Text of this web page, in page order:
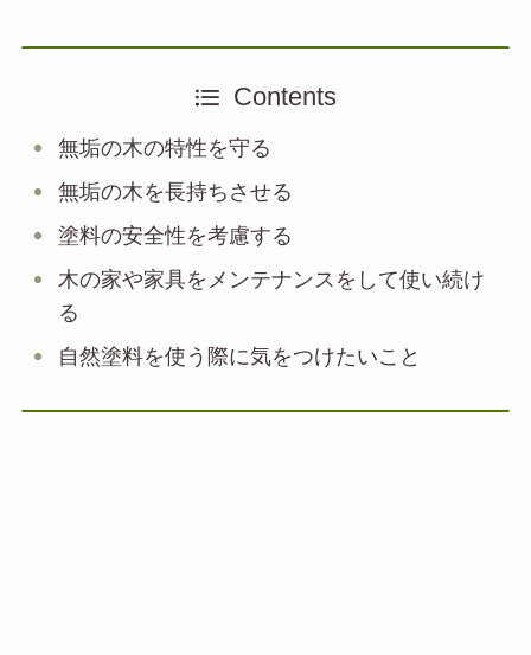
Contents
無垢の木の特性を守る
無垢の木を長持ちさせる
塗料の安全性を考慮する
木の家や家具をメンテナンスをして使い続け
る
自然塗料を使う際に気をつけたいこと